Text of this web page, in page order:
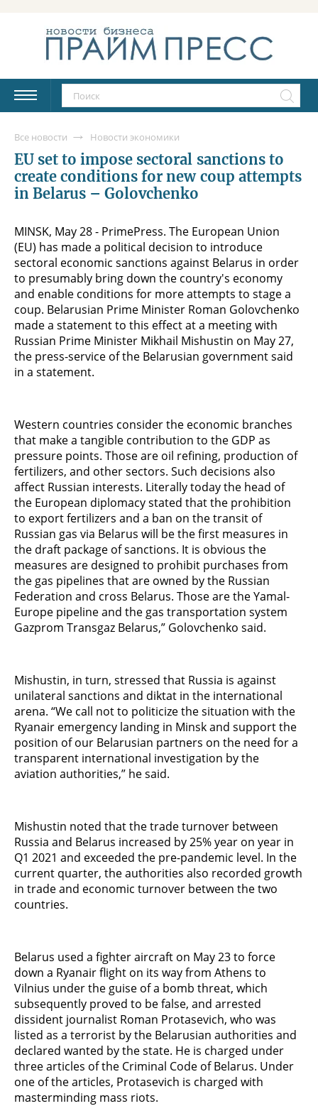
Все новости Новости экономики
EU set to impose sectoral sanctions to
create conditions for new coup attempts
in Belarus – Golovchenko
MINSK, May 28 - PrimePress. The European Union
(EU) has made a political decision to introduce
sectoral economic sanctions against Belarus in order
to presumably bring down the country's economy
and enable conditions for more attempts to stage a
coup. Belarusian Prime Minister Roman Golovchenko
made a statement to this effect at a meeting with
Russian Prime Minister Mikhail Mishustin on May 27,
the press-service of the Belarusian government said
in a statement.
Western countries consider the economic branches
that make a tangible contribution to the GDP as
pressure points. Those are oil refining, production of
fertilizers, and other sectors. Such decisions also
affect Russian interests. Literally today the head of
the European diplomacy stated that the prohibition
to export fertilizers and a ban on the transit of
Russian gas via Belarus will be the first measures in
the draft package of sanctions. It is obvious the
measures are designed to prohibit purchases from
the gas pipelines that are owned by the Russian
Federation and cross Belarus. Those are the Yamal-
Europe pipeline and the gas transportation system
Gazprom Transgaz Belarus,” Golovchenko said.
Mishustin, in turn, stressed that Russia is against
unilateral sanctions and diktat in the international
arena. “We call not to politicize the situation with the
Ryanair emergency landing in Minsk and support the
position of our Belarusian partners on the need for a
transparent international investigation by the
aviation authorities,” he said.
Mishustin noted that the trade turnover between
Russia and Belarus increased by 25% year on year in
Q1 2021 and exceeded the pre-pandemic level. In the
current quarter, the authorities also recorded growth
in trade and economic turnover between the two
countries.
Belarus used a fighter aircraft on May 23 to force
down a Ryanair flight on its way from Athens to
Vilnius under the guise of a bomb threat, which
subsequently proved to be false, and arrested
dissident journalist Roman Protasevich, who was
listed as a terrorist by the Belarusian authorities and
declared wanted by the state. He is charged under
three articles of the Criminal Code of Belarus. Under
one of the articles, Protasevich is charged with
masterminding mass riots.